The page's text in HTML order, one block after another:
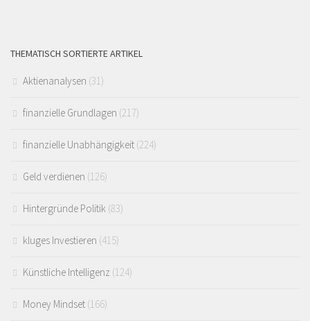
THEMATISCH SORTIERTE ARTIKEL
Aktienanalysen (31)
finanzielle Grundlagen (217)
finanzielle Unabhängigkeit (224)
Geld verdienen (126)
Hintergründe Politik (83)
kluges Investieren (415)
Künstliche Intelligenz (124)
Money Mindset (166)